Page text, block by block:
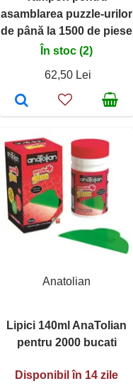
asamblarea puzzle-urilor
de până la 1500 de piese
În stoc (2)
62,50 Lei
Anatolian
Lipici 140ml AnaTolian
pentru 2000 bucati
Disponibil în 14 zile